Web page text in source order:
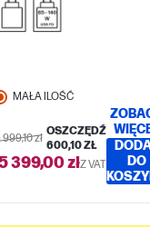
MAŁA ILOŚĆ
999,10 zł
OSZCZĘDŹ
600,10 ZŁ
399,00 złZ VAT
DO